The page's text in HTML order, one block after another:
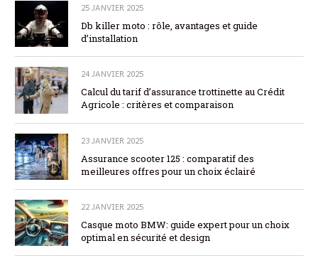
25 JANVIER 2025
Db killer moto : rôle, avantages et guide
d’installation
24 JANVIER 2025
Calcul du tarif d’assurance trottinette au Crédit
Agricole : critères et comparaison
23 JANVIER 2025
Assurance scooter 125 : comparatif des
meilleures offres pour un choix éclairé
22 JANVIER 2025
Casque moto BMW: guide expert pour un choix
optimal en sécurité et design